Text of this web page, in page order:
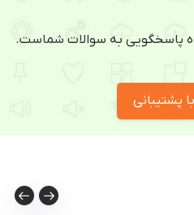
پاسخگویی به سوالات شماست.
پشتیبانی